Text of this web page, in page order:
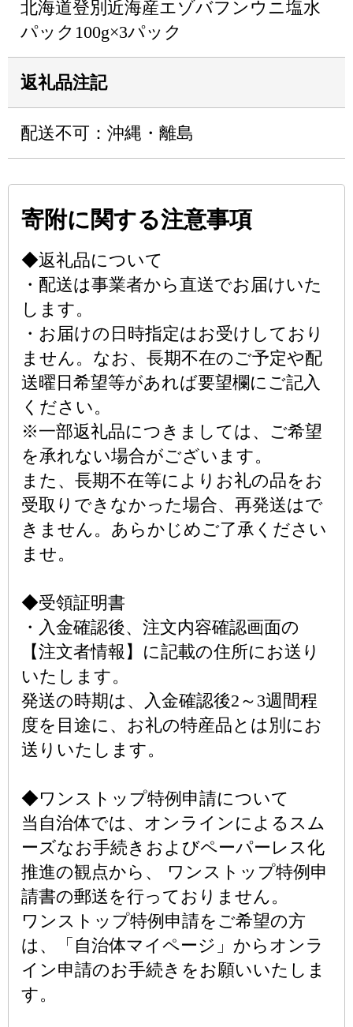
北海道登別近海産エゾバフンウニ塩水
パック100g×3パック
返礼品注記
配送不可：沖縄・離島
寄附に関する注意事項
◆返礼品について
・配送は事業者から直送でお届けいた
します。
・お届けの日時指定はお受けしており
ません。なお、長期不在のご予定や配
送曜日希望等があれば要望欄にご記入
ください。
※一部返礼品につきましては、ご希望
を承れない場合がございます。
また、長期不在等によりお礼の品をお
受取りできなかった場合、再発送はで
きません。あらかじめご了承ください
ませ。
◆受領証明書
・入金確認後、注文内容確認画面の
【注文者情報】に記載の住所にお送り
いたします。
発送の時期は、入金確認後2～3週間程
度を目途に、お礼の特産品とは別にお
送りいたします。
◆ワンストップ特例申請について
当自治体では、オンラインによるスム
ーズなお手続きおよびペーパーレス化
推進の観点から、 ワンストップ特例申
請書の郵送を行っておりません。
ワンストップ特例申請をご希望の方
は、「自治体マイページ」からオンラ
イン申請のお手続きをお願いいたしま
す。